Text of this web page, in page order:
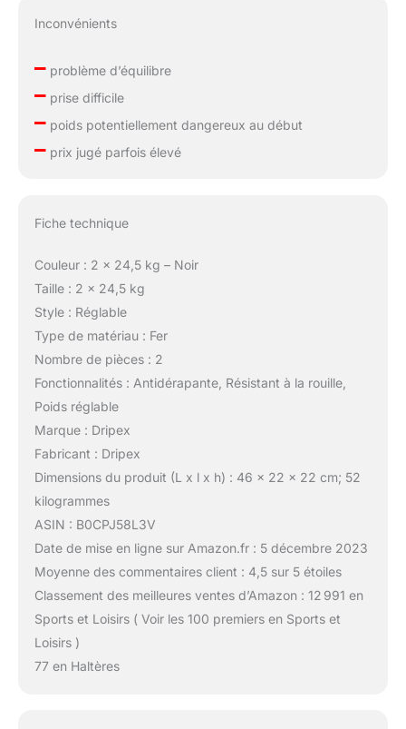
Inconvénients
–problème d’équilibre
–prise difficile
–poids potentiellement dangereux au début
–prix jugé parfois élevé
Fiche technique
Couleur : 2 x 24,5 kg – Noir
Taille : 2 x 24,5 kg
Style : Réglable
Type de matériau : Fer
Nombre de pièces : 2
Fonctionnalités : Antidérapante, Résistant à la rouille,
Poids réglable
Marque : Dripex
Fabricant : Dripex
Dimensions du produit (L x l x h) : 46 x 22 x 22 cm; 52
kilogrammes
ASIN : B0CPJ58L3V
Date de mise en ligne sur Amazon.fr : 5 décembre 2023
Moyenne des commentaires client : 4,5 sur 5 étoiles
Classement des meilleures ventes d’Amazon : 12 991 en
Sports et Loisirs ( Voir les 100 premiers en Sports et
Loisirs )
77 en Haltères